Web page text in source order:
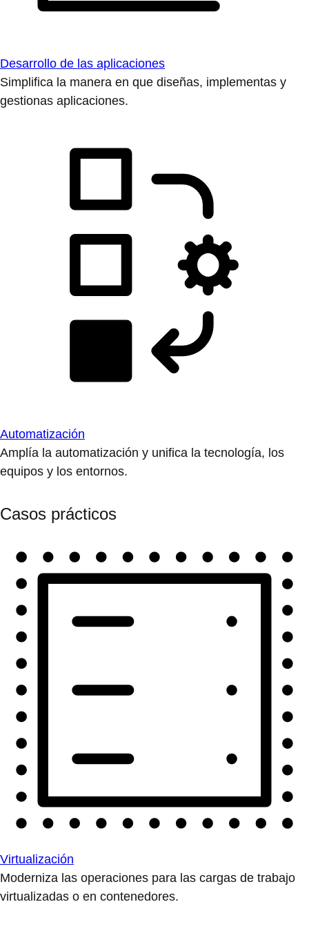
Desarrollo de las aplicaciones
Simplifica la manera en que diseñas, implementas y
gestionas aplicaciones.
Automatización
Amplía la automatización y unifica la tecnología, los
equipos y los entornos.
Casos prácticos
Virtualización
Moderniza las operaciones para las cargas de trabajo
virtualizadas o en contenedores.